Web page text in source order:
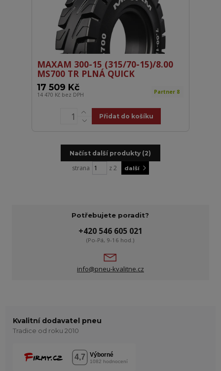
MAXAM 300-15 (315/70-15)/8.00
MS700 TR PLNÁ QUICK
17 509 Kč
14 470 Kč bez DPH Partner 8
Přidat do košíku
Načíst další produkty (2)
strana z 2 další
Potřebujete poradit?
+420 546 605 021
(Po-Pá, 9-16 hod.)
info@pneu-kvalitne.cz
Kvalitní dodavatel pneu
Tradice od roku 2010